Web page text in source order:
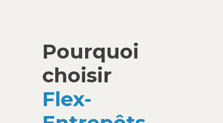
Pourquoi
choisir
Flex-